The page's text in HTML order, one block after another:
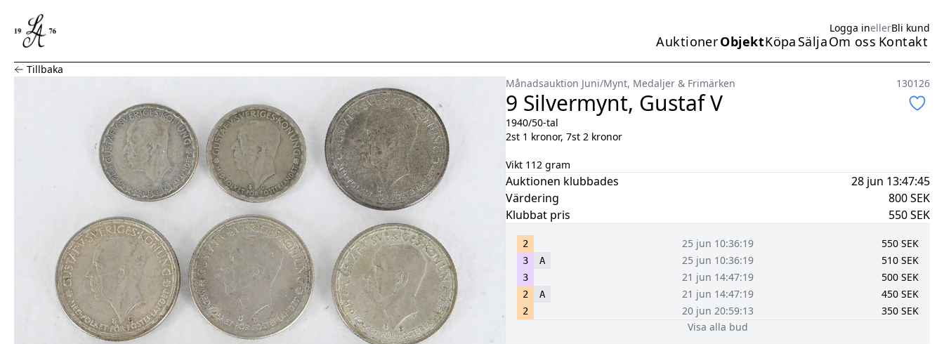
Logga inellerBli kund
Huvudmeny
AuktionerObjektKöpa SäljaOm oss Kontakt
9 Silvermynt, Gustaf V
Tillbaka
Månadsauktion Juni/Mynt, Medaljer & Frimärken 130126
9 Silvermynt, Gustaf V
1940/50-tal
2st 1 kronor, 7st 2 kronor
Vikt 112 gram
Auktionen klubbades
28 jun 13:47:45
Värdering
800SEK
Klubbat pris
550SEK
2 25 jun 10:36:19 550 SEK
3 A 25 jun 10:36:19 510 SEK
3 21 jun 14:47:19 500 SEK
2 A 21 jun 14:47:19 450 SEK
2 20 jun 20:59:13 350 SEK
Visa alla bud